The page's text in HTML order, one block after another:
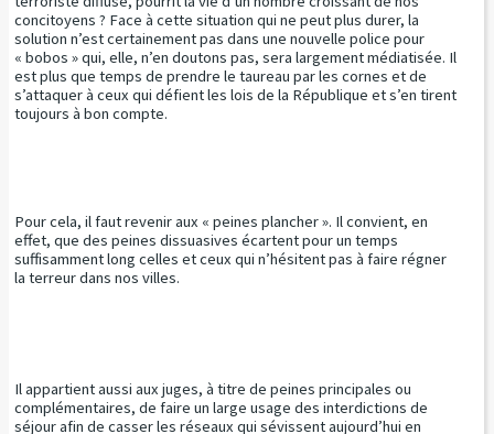
concitoyens ? Face à cette situation qui ne peut plus durer, la
solution n’est certainement pas dans une nouvelle police pour
« bobos » qui, elle, n’en doutons pas, sera largement médiatisée. Il
est plus que temps de prendre le taureau par les cornes et de
s’attaquer à ceux qui défient les lois de la République et s’en tirent
toujours à bon compte.
Pour cela, il faut revenir aux « peines plancher ». Il convient, en
effet, que des peines dissuasives écartent pour un temps
suffisamment long celles et ceux qui n’hésitent pas à faire régner
la terreur dans nos villes.
Il appartient aussi aux juges, à titre de peines principales ou
complémentaires, de faire un large usage des interdictions de
séjour afin de casser les réseaux qui sévissent aujourd’hui en